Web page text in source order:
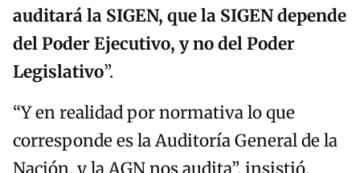
auditará la SIGEN, que la SIGEN depende
del Poder Ejecutivo, y no del Poder
Legislativo”.
“Y en realidad por normativa lo que
corresponde es la Auditoría General de la